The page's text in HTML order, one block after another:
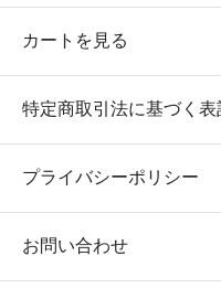
カートを見る
特定商取引法に基づく表
プライバシーポリシー
お問い合わせ